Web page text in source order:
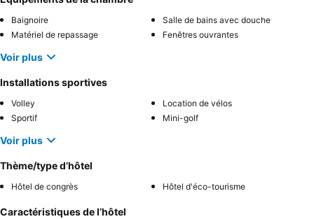
Baignoire
Salle de bains avec douche
Matériel de repassage
Fenêtres ouvrantes
Voir plus
Installations sportives
Volley
Location de vélos
Sportif
Mini-golf
Voir plus
Thème/type d’hôtel
Hôtel de congrès Hôtel d'éco-tourisme
Caractéristiques de l’hôtel